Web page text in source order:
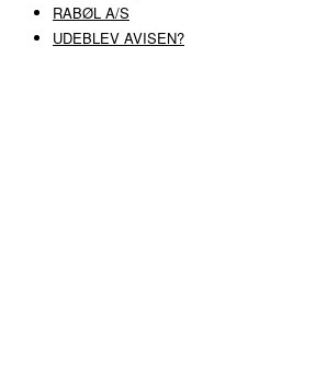
RABØL A/S
UDEBLEV AVISEN?